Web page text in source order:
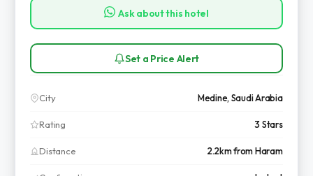
Ask about this hotel
Set a Price Alert
City Medine, Saudi Arabia
Rating 3 Stars
Distance 2.2km from Haram